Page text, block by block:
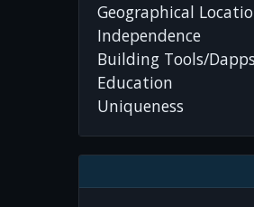
Geographical
Independence
Building Tools/
Education
Uniqueness